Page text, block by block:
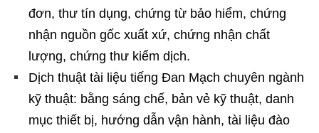
đơn, thư tín dụng, chứng từ bảo hiểm, chứng
nhận nguồn gốc xuất xứ, chứng nhận chất
lượng, chứng thư kiểm dịch.
Dịch thuật tài liệu tiếng Đan Mạch chuyên ngành
kỹ thuật: bằng sáng chế, bản vẻ kỹ thuật, danh
mục thiết bị, hướng dẫn vận hành, tài liệu đào